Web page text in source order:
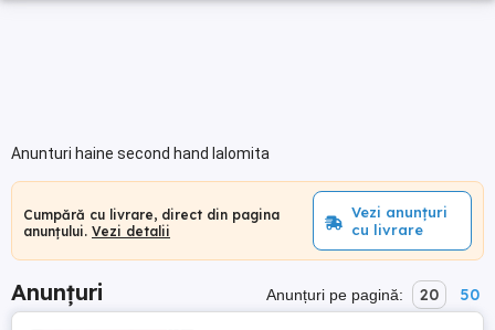
Anunturi haine second hand Ialomita
Cumpără cu livrare, direct din pagina
anunțului. Vezi detalii
Vezi anunțuri
cu livrare
Anunțuri Anunțuri pe pagină: 20 50